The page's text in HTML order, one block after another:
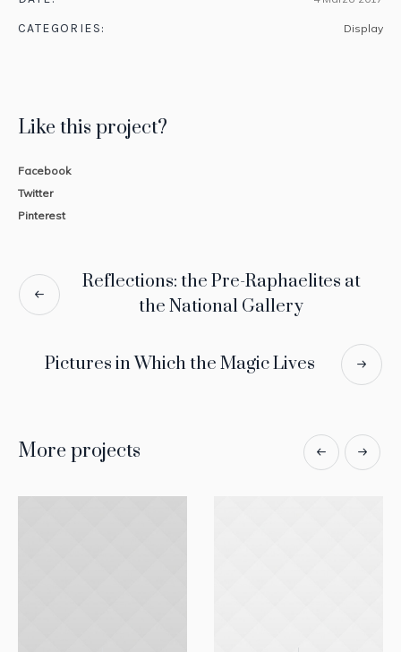
CATEGORIES: Display
Like this project?
Facebook
Twitter
Pinterest
Reflections: the Pre-Raphaelites at
the National Gallery
Pictures in Which the Magic Lives
More projects